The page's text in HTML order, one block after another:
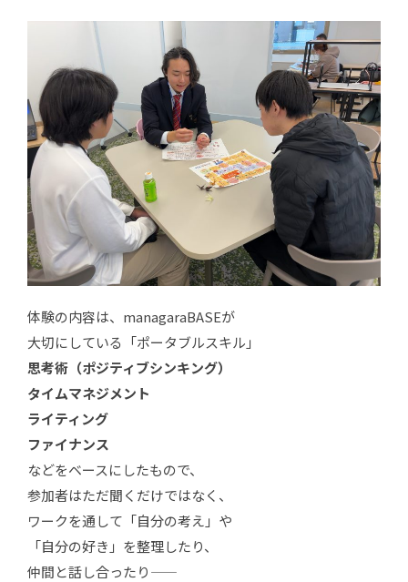
体験の内容は、managaraBASEが
大切にしている「ポータブルスキル」
思考術（ポジティブシンキング）
タイムマネジメント
ライティング
ファイナンス
などをベースにしたもので、
参加者はただ聞くだけではなく、
ワークを通して「自分の考え」や
「自分の好き」を整理したり、
仲間と話し合ったり――